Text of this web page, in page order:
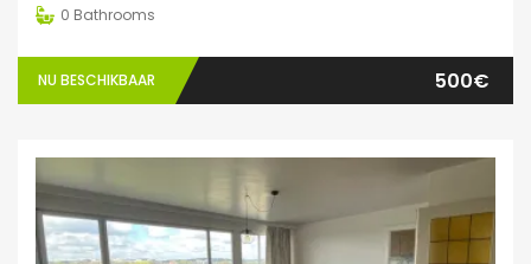
0 Bathrooms
NU BESCHIKBAAR 500€